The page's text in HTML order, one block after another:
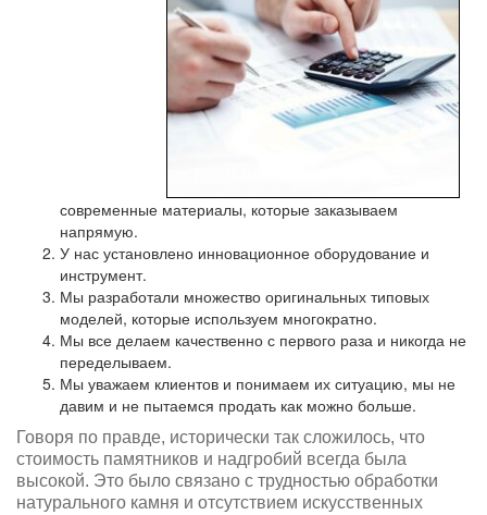
современные материалы, которые заказываем
напрямую.
У нас установлено инновационное оборудование и
инструмент.
Мы разработали множество оригинальных типовых
моделей, которые используем многократно.
Мы все делаем качественно с первого раза и никогда не
переделываем.
Мы уважаем клиентов и понимаем их ситуацию, мы не
давим и не пытаемся продать как можно больше.
Говоря по правде, исторически так сложилось, что
стоимость памятников и надгробий всегда была
высокой. Это было связано с трудностью обработки
натурального камня и отсутствием искусственных